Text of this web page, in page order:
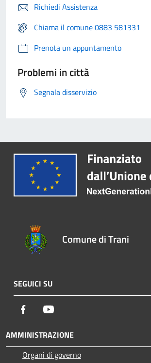
Richiedi Assistenza
Chiama il comune 0883 581331
Prenota un appuntamento
Problemi in città
Segnala disservizio
Comune di Trani
SEGUICI SU
Facebook
AMMINISTRAZIONE
Organi di governo